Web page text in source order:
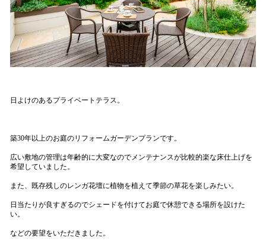
日よけのあるプライベートテラス。
築30年以上のお庭のリフォームガーデンプランです。
広い敷地の管理は年齢的に大変なのでメンテナンスが比較的楽な床仕上げを
希望していました。
また、既存残しのレンガ花壇に植物を植えて季節の草花を楽しみたい。
日当たりが良すぎるのでシェードを付けてお庭で休憩できる場所を設けた
い。
などの要望をいただきました。